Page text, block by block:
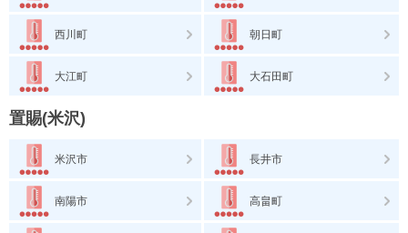
西川町 朝日町
大江町 大石田町
置賜(米沢)
米沢市 長井市
南陽市 高畠町